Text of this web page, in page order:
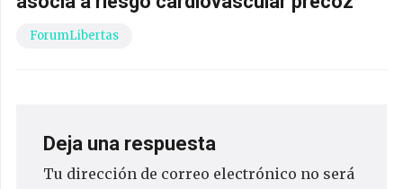
ForumLibertas
Deja una respuesta
Tu dirección de correo electrónico no será